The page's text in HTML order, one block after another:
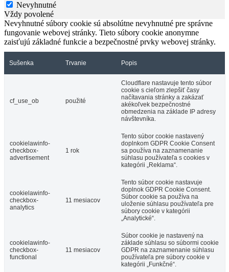
Nevyhnutné
Vždy povolené
Nevyhnutné súbory cookie sú absolútne nevyhnutné pre správne
fungovanie webovej stránky. Tieto súbory cookie anonymne
zaisťujú základné funkcie a bezpečnostné prvky webovej stránky.
Sušenka Trvanie Popis
cf_use_ob použité
Cloudflare nastavuje tento súbor
cookie s cieľom zlepšiť časy
načítavania stránky a zakázať
akékoľvek bezpečnostné
obmedzenia na základe IP adresy
návštevníka.
cookielawinfo-
checkbox-
advertisement
1 rok
Tento súbor cookie nastavený
doplnkom GDPR Cookie Consent
sa používa na zaznamenanie
súhlasu používateľa s cookies v
kategórii „Reklama“.
cookielawinfo-
checkbox-
analytics
11 mesiacov
Tento súbor cookie nastavuje
doplnok GDPR Cookie Consent.
Súbor cookie sa používa na
uloženie súhlasu používateľa pre
súbory cookie v kategórii
„Analytické“.
cookielawinfo-
checkbox-
functional
11 mesiacov
Súbor cookie je nastavený na
základe súhlasu so súbormi cookie
GDPR na zaznamenanie súhlasu
používateľa pre súbory cookie v
kategórii „Funkčné“.